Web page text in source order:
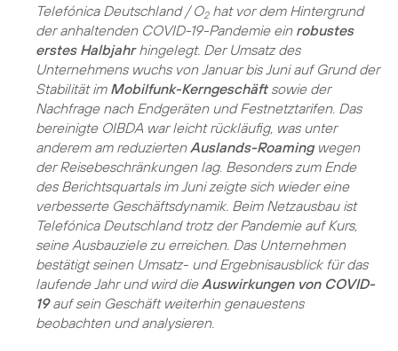
Telefónica Deutschland / O2hat vor dem Hintergrund
der anhaltenden COVID-19-Pandemie ein robustes
erstes Halbjahrhingelegt. Der Umsatz des
Unternehmens wuchs von Januar bis Juni auf Grund der
Stabilität im Mobilfunk-Kerngeschäftsowie der
Nachfrage nach Endgeräten und Festnetztarifen. Das
bereinigte OIBDA war leicht rückläufig, was unter
anderem am reduziertenAuslands-Roamingwegen
der Reisebeschränkungen lag. Besonders zum Ende
des Berichtsquartals im Juni zeigte sich wieder eine
verbesserte Geschäftsdynamik. Beim Netzausbau ist
Telefónica Deutschland trotz der Pandemie auf Kurs,
seine Ausbauziele zu erreichen. Das Unternehmen
bestätigt seinen Umsatz- und Ergebnisausblick für das
laufende Jahr und wird dieAuswirkungen von COVID-
19auf sein Geschäft weiterhin genauestens
beobachten und analysieren.